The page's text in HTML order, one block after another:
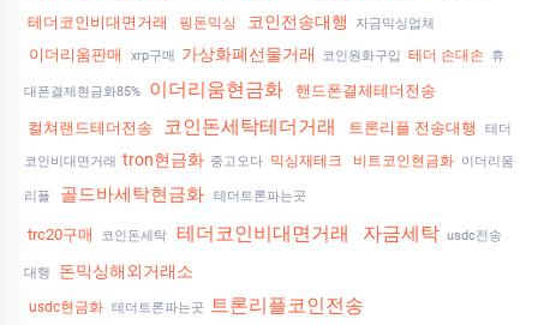
테더코인비대면거래 핑돈믹싱 코인전송대행 자금믹싱업체
이더리움판매 xrp구매 가상화폐선물거래 코인원화구입 테더 손대손 휴
대폰결제현금화85% 이더리움현금화 핸드폰결제테더전송
컬쳐랜드테더전송 코인돈세탁테더거래 트론리플 전송대행 테더
코인비대면거래 tron현금화 중고오다 믹싱재테크 비트코인현금화 이더리움
리플 골드바세탁현금화 테더트론파는곳
trc20구매 코인돈세탁 테더코인비대면거래 자금세탁 usdc전송
대행 돈믹싱해외거래소
usdc현금화 테더트론파는곳 트론리플코인전송